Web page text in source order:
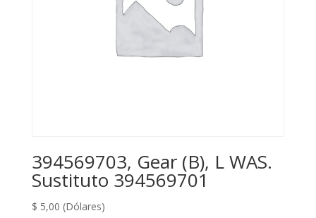
394569703, Gear (B), L WAS.
Sustituto 394569701
$ 5,00 (Dólares)